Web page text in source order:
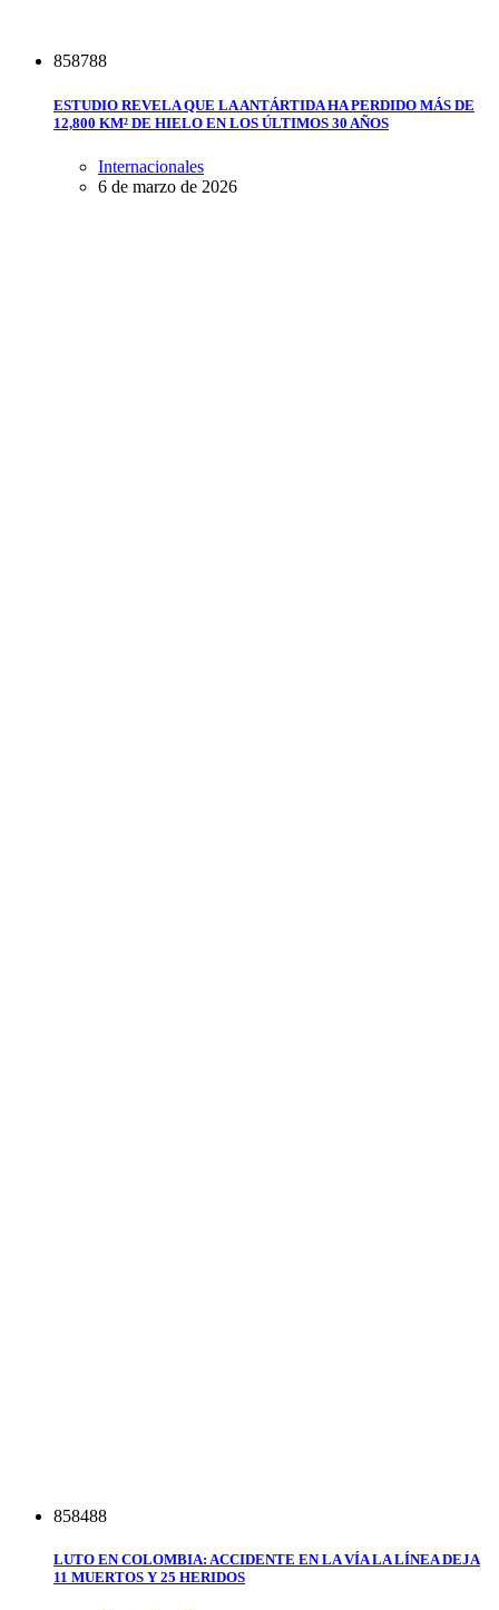
858788
ESTUDIO REVELA QUE LA ANTÁRTIDA HA PERDIDO MÁS DE
12,800 KM² DE HIELO EN LOS ÚLTIMOS 30 AÑOS
Internacionales
6 de marzo de 2026
858488
LUTO EN COLOMBIA: ACCIDENTE EN LA VÍA LA LÍNEA DEJA
11 MUERTOS Y 25 HERIDOS